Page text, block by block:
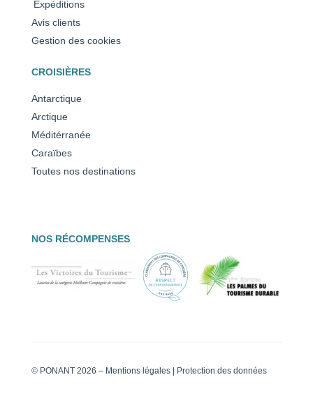
Expéditions
Avis clients
Gestion des cookies
CROISIÈRES
Antarctique
Arctique
Méditérranée
Caraïbes
Toutes nos destinations
NOS RÉCOMPENSES
© PONANT 2026 – Mentions légales| Protection des données